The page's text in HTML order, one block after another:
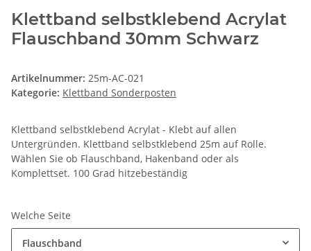
Klettband selbstklebend Acrylat
Flauschband 30mm Schwarz
Artikelnummer: 25m-AC-021
Kategorie: Klettband Sonderposten
Klettband selbstklebend Acrylat - Klebt auf allen
Untergründen. Klettband selbstklebend 25m auf Rolle.
Wählen Sie ob Flauschband, Hakenband oder als
Komplettset. 100 Grad hitzebeständig
Welche Seite
Flauschband